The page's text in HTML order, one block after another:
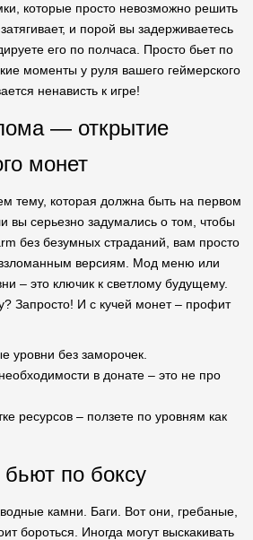
которые просто невозможно решить
и порой вы задерживаетесь
его по полчаса. Просто бьет по
моменты у руля вашего геймерского
ненависть к игре!
— открытие
монет
тему, которая должна быть на первом
вы серьезно задумались о том, чтобы
без безумных страданий, вам просто
версиям. Мод меню или
– это ключик к светлому будущему.
Запросто! И с кучей монет – профит
уровни без заморочек.
в донате – это не про
ресурсов – ползете по уровням как
по боксу
камни. Баги. Вот они, гребаные,
бороться. Иногда могут выскакивать